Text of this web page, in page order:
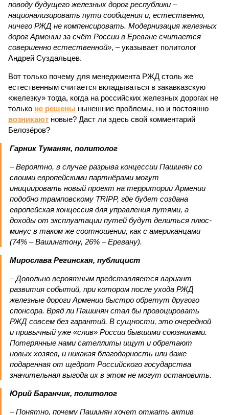
поводу будущего железных дорог рес­публики –
национализировать пути сообщения и, естественно,
ничего РЖД не компенсировать. Модернизация железных
дорог Армении за счёт России в Ереване считается
совершенно естественной», – указывает политолог
Андрей Суздальцев.
Вот только почему для менеджмента РЖД столь же
естественным считается вкладываться в закавказскую
«железку» тогда, когда на российских железных дорогах не
только не решены нынешние проблемы, но и постоянно
возникают новые? Даст ли здесь свой комментарий
Белозёров?
Гарник Туманян, политолог
– Вероятно, в случае разрыва концессии Пашинян со
своими европейскими партнёрами могут
инициировать новый проект на территории Армении
подобно трамповскому TRIPP, где будет создана
европейская концессия для управления путями, а
доходы от эксплуатации путей будут делиться плюс-
минус в таком же соотношении, как с американцами
(74% – Вашингтону, 26% – Еревану).
Мирослава Регинская, публицист
– Довольно вероятным представляется вариант
развития событий, при котором после ухода РЖД
железные дороги Армении быстро обретут другого
спонсора. Вряд ли Пашинян стал бы провоцировать
РЖД совсем без гарантий. В сущности, это очередной
и привычный уже «слив» России бывшими союзниками.
Потерянные нами сателлиты ищут и обретают
новых хозяев, и никакая благодарность или даже
подаренная от щедрот Российского государства
значительная выгода их в этом не могут остановить.
Юрий Баранчик, политолог
– Понятно, почему Пашинян хочет отжать актив